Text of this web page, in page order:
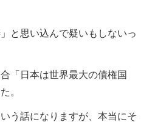
と思い込んで疑いもしないっ
「日本は世界最大の債権国
。
う話になりますが、本当にそ